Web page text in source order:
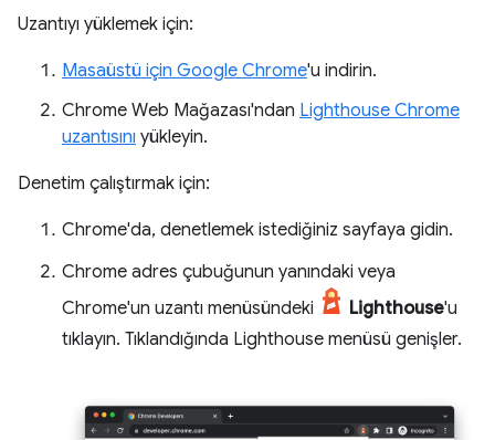
Uzantıyı yüklemek için:
Masaüstü için Google Chrome'u indirin.
Chrome Web Mağazası'ndan Lighthouse Chrome
uzantısını yükleyin.
Denetim çalıştırmak için:
Chrome'da, denetlemek istediğiniz sayfaya gidin.
Chrome adres çubuğunun yanındaki veya
Chrome'un uzantı menüsündeki
Lighthouse'u
tıklayın. Tıklandığında Lighthouse menüsü genişler.